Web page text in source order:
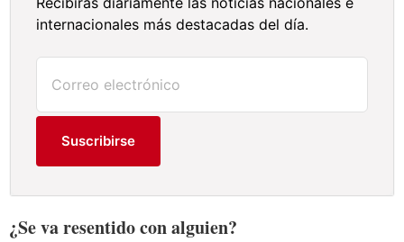
internacionales más destacadas del día.
Suscribirse
¿Se va resentido con alguien?